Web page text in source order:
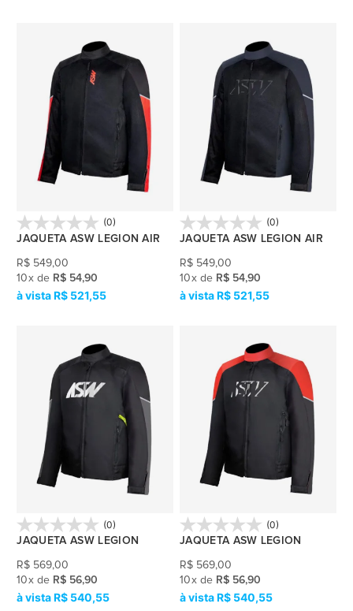
(0)
JAQUETA ASW LEGION AIR
R$ 549,00
10x de R$ 54,90
R$ 521,55
(0)
JAQUETA ASW LEGION AIR
R$ 549,00
10x de R$ 54,90
R$ 521,55
(0)
JAQUETA ASW LEGION
R$ 569,00
10x de R$ 56,90
R$ 540,55
(0)
JAQUETA ASW LEGION
R$ 569,00
10x de R$ 56,90
R$ 540,55